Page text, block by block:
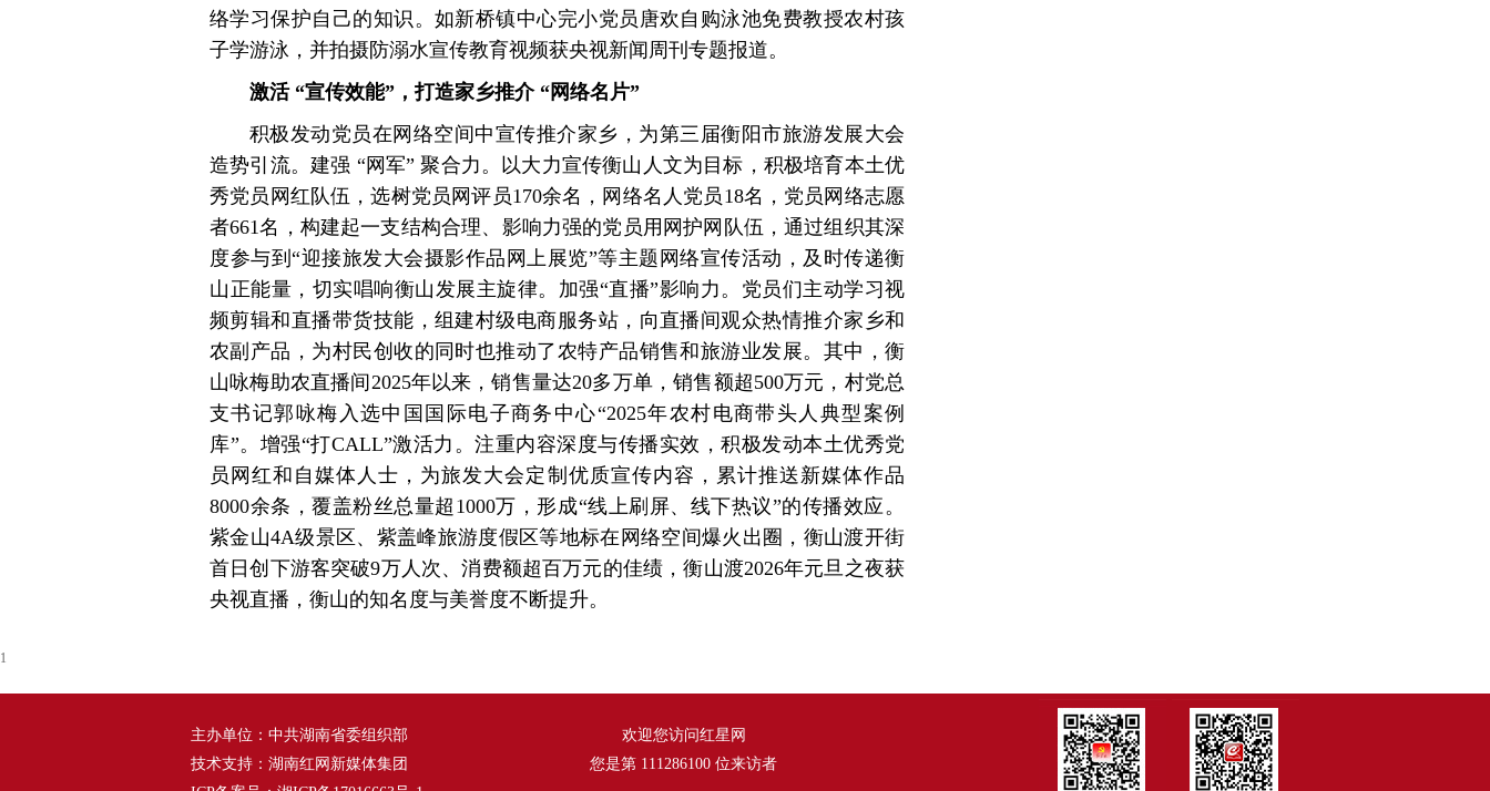
络学习保护自己的知识。如新桥镇中心完小党员唐欢自购泳池免费教授农村孩
子学游泳，并拍摄防溺水宣传教育视频获央视新闻周刊专题报道。
激活 “宣传效能”，打造家乡推介 “网络名片”
积极发动党员在网络空间中宣传推介家乡，为第三届衡阳市旅游发展大会
造势引流。建强 “网军” 聚合力。以大力宣传衡山人文为目标，积极培育本土优
秀党员网红队伍，选树党员网评员170余名，网络名人党员18名，党员网络志愿
者661名，构建起一支结构合理、影响力强的党员用网护网队伍，通过组织其深
度参与到“迎接旅发大会摄影作品网上展览”等主题网络宣传活动，及时传递衡
山正能量，切实唱响衡山发展主旋律。加强“直播”影响力。党员们主动学习视
频剪辑和直播带货技能，组建村级电商服务站，向直播间观众热情推介家乡和
农副产品，为村民创收的同时也推动了农特产品销售和旅游业发展。其中，衡
山咏梅助农直播间2025年以来，销售量达20多万单，销售额超500万元，村党总
支书记郭咏梅入选中国国际电子商务中心“2025年农村电商带头人典型案例
库”。增强“打CALL”激活力。注重内容深度与传播实效，积极发动本土优秀党
员网红和自媒体人士，为旅发大会定制优质宣传内容，累计推送新媒体作品
8000余条，覆盖粉丝总量超1000万，形成“线上刷屏、线下热议”的传播效应。
紫金山4A级景区、紫盖峰旅游度假区等地标在网络空间爆火出圈，衡山渡开街
首日创下游客突破9万人次、消费额超百万元的佳绩，衡山渡2026年元旦之夜获
央视直播，衡山的知名度与美誉度不断提升。
1
主办单位：中共湖南省委组织部
技术支持：湖南红网新媒体集团
欢迎您访问红星网
您是第 111286100 位来访者